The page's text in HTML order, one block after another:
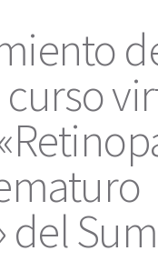
del